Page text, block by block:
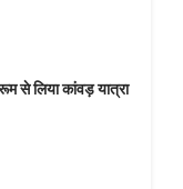
से लिया कांवड़ यात्रा